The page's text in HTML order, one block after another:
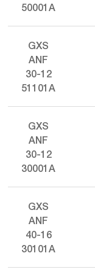
50001A
GXS
ANF
30-12
51101A
GXS
ANF
30-12
30001A
GXS
ANF
40-16
30101A